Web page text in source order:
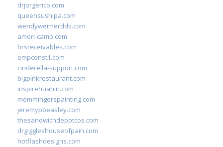
drjorgerico.com
queensushipa.com
wendyweimerdds.com
ameri-camp.com
hrsreceivables.com
empconst1.com
cinderella-support.com
bigpinkrestaurant.com
inspirehuahin.com
memmingerspainting.com
jeremypbeasley.com
thesandwichdepotcos.com
drgiggleshouseofpain.com
hotflashdesigns.com